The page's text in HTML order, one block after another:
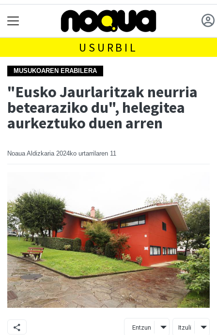
USURBIL
MUSUKOAREN ERABILERA
"Eusko Jaurlaritzak neurria
betearaziko du", helegitea
aurkeztuko duen arren
Noaua Aldizkaria 2024ko urtarrilaren 11
Entzun Itzuli